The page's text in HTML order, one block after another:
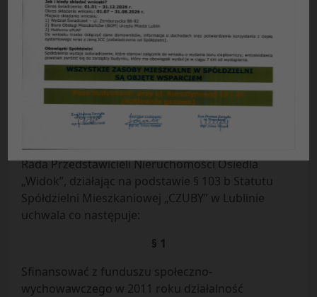
Uchwała Nr 06 / 2011
Rady Przedstawicieli Nieruchomości Osiedla
„WIDOK”
Spółdzielni Mieszkaniowej „CZUBY” w Lublinie
z dnia 29.03.2011 r.
w sprawie: dofinansowania z funduszu społeczno-
Rada Przedstawicieli Nieruchomości Osiedla
„Widok”, działając na podstawie § 103 b Statutu
Spółdzielni Mieszkaniowej „CZUBY” w Lublinie
uchwala co następuje:
§ 1
Sfinansować z funduszu społeczno-
wychowawczego w 2011 roku działalność